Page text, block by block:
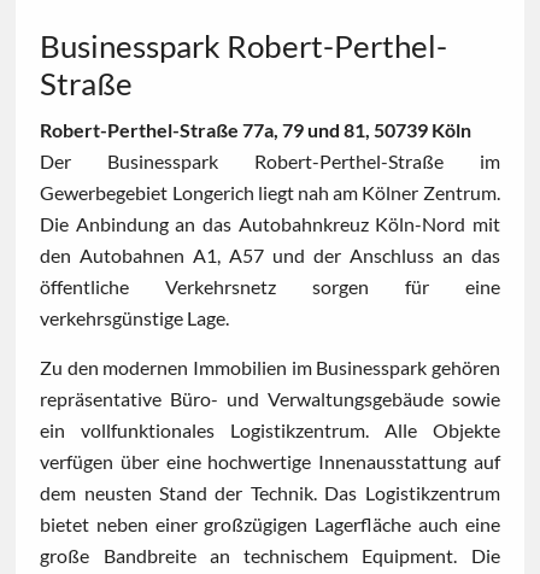
Businesspark Robert-Perthel-
Straße
Robert-Perthel-Straße 77a, 79 und 81, 50739 Köln
Der Businesspark Robert-Perthel-Straße im
Gewerbegebiet Longerich liegt nah am Kölner Zentrum.
Die Anbindung an das Autobahnkreuz Köln-Nord mit
den Autobahnen A1, A57 und der Anschluss an das
öffentliche Verkehrsnetz sorgen für eine
verkehrsgünstige Lage.
Zu den modernen Immobilien im Businesspark gehören
repräsentative Büro- und Verwaltungsgebäude sowie
ein vollfunktionales Logistikzentrum. Alle Objekte
verfügen über eine hochwertige Innenausstattung auf
dem neusten Stand der Technik. Das Logistikzentrum
bietet neben einer großzügigen Lagerfläche auch eine
große Bandbreite an technischem Equipment. Die